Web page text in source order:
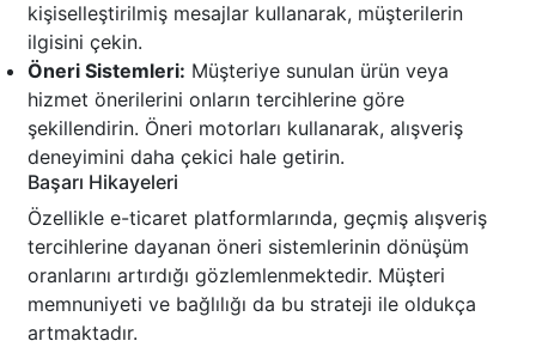
kişiselleştirilmiş mesajlar kullanarak, müşterilerin
ilgisini çekin.
Öneri Sistemleri: Müşteriye sunulan ürün veya
hizmet önerilerini onların tercihlerine göre
şekillendirin. Öneri motorları kullanarak, alışveriş
deneyimini daha çekici hale getirin.
Başarı Hikayeleri
Özellikle e-ticaret platformlarında, geçmiş alışveriş
tercihlerine dayanan öneri sistemlerinin dönüşüm
oranlarını artırdığı gözlemlenmektedir. Müşteri
memnuniyeti ve bağlılığı da bu strateji ile oldukça
artmaktadır.